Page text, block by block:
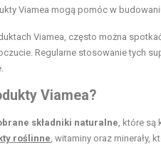
Viamea mogą pomóc w
Viamea, często można
Regularne stosowanie tych
Viamea?
składniki naturalne , które
roślinne , witaminy oraz minerały,